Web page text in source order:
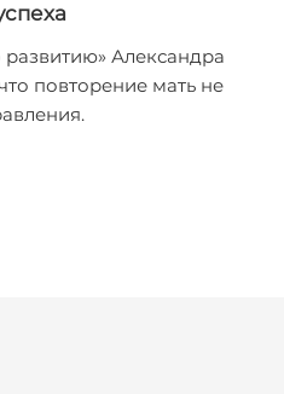
Александра
повторение мать не